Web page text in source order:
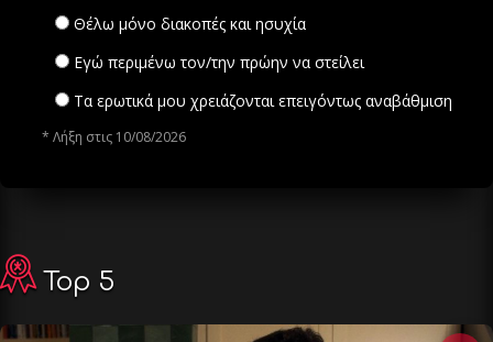
Θέλω μόνο διακοπές και ησυχία
Εγώ περιμένω τον/την πρώην να στείλει
Τα ερωτικά μου χρειάζονται επειγόντως αναβάθμιση
* Λήξη στις 10/08/2026
Top 5